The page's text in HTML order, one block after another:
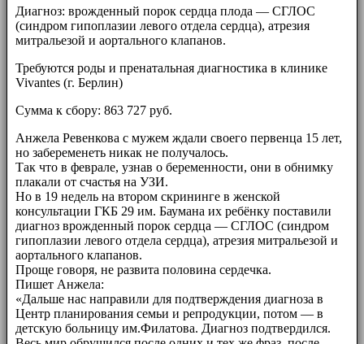
Диагноз: врожденный порок сердца плода — СГЛОС
(синдром гипоплазии левого отдела сердца), атрезия
митральезой и аортального клапанов.
Требуются роды и пренатальная диагностика в клинике
Vivantes (г. Берлин)
Сумма к сбору: 863 727 руб.
Анжела Ревенкова с мужем ждали своего первенца 15 лет,
но забеременеть никак не получалось.
Так что в феврале, узнав о беременности, они в обнимку
плакали от счастья на УЗИ.
Но в 19 недель на втором скрининге в женской
консультации ГКБ 29 им. Баумана их ребёнку поставили
диагноз врожденный порок сердца — СГЛОС (синдром
гипоплазии левого отдела сердца), атрезия митральезой и
аортального клапанов.
Проще говоря, не развита половина сердечка.
Пишет Анжела:
«Дальше нас направили для подтверждения диагноза в
Центр планирования семьи и репродукции, потом — в
детскую больницу им.Филатова. Диагноз подтвердился.